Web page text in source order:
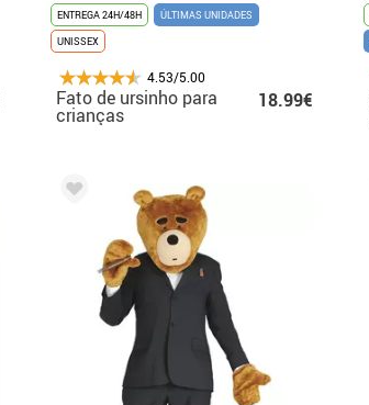
ENTREGA 24H/48H
ÚLTIMAS UNIDADES
UNISSEX
4.53/5.00
Fato de ursinho para
crianças
18.99€